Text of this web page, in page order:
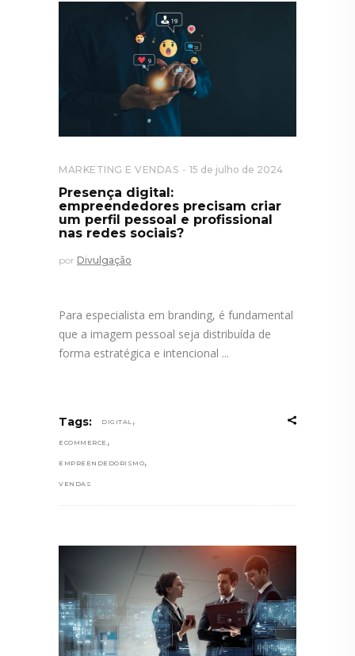
MARKETING E VENDAS 15 de julho de 2024
Presença digital:
empreendedores precisam criar
um perfil pessoal e profissional
nas redes sociais?
por Divulgação
Para especialista em branding, é fundamental
que a imagem pessoal seja distribuída de
forma estratégica e intencional
Tags: DIGITAL ,
ECOMMERCE ,
EMPREENDEDORISMO,
VENDAS